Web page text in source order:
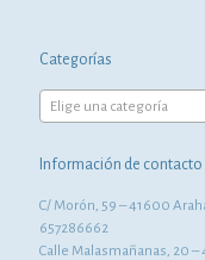
Categorías
Elige una categoría
Información de contacto
C/ Morón, 59 – 41600
657286662
Calle Malasmañanas, 20